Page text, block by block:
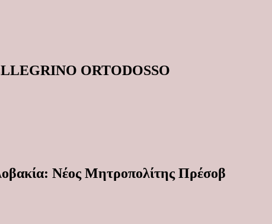
ORTODOSSO
Νέος Μητροπολίτης Πρέσοβ